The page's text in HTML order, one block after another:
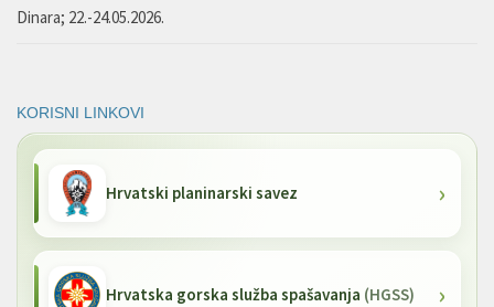
Dinara; 22.-24.05.2026.
KORISNI LINKOVI
Hrvatski planinarski savez
Hrvatska gorska služba spašavanja (HGSS)